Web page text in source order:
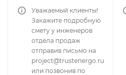
Уважаемый клиенты!
Закажите подробную
смету у инженеров
отдела продаж
отправив письмо на
project@trustenergo.ru
или позвонив по